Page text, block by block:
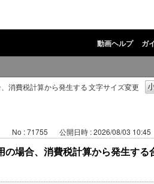
動画ヘルプ ガ
文字サイズ変更
消費税計算から発生する
No : 71755 公開日時 : 2026/08/03 10:45
の場合、消費税計算から発生する